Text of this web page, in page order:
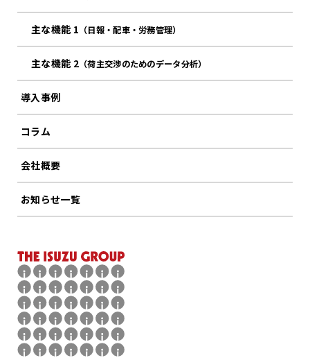
主な機能 1 （日報・配車・労務管理）
主な機能 2（荷主交渉のためのデータ分析）
導入事例
コラム
会社概要
お知らせ一覧